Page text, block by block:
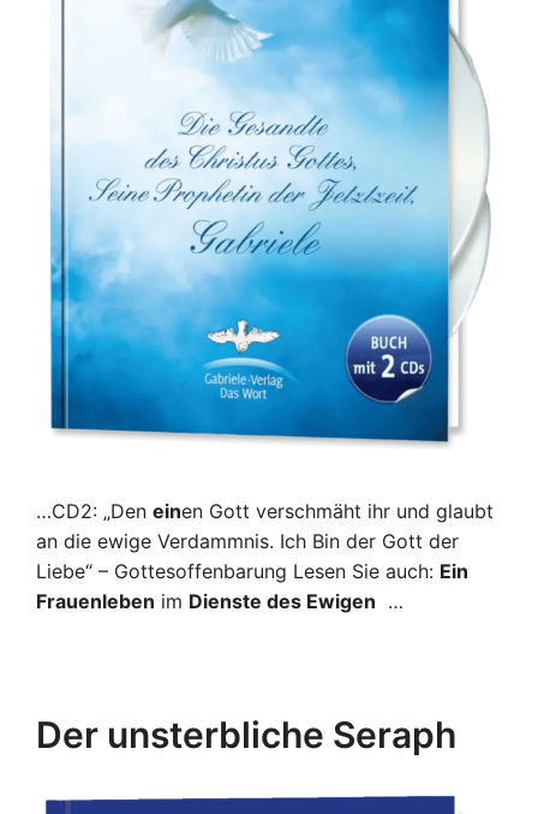
…CD2: „Den einen Gott verschmäht ihr und glaubt
an die ewige Verdammnis. Ich Bin der Gott der
Liebe“ – Gottesoffenbarung Lesen Sie auch: Ein
Frauenleben im Dienste des Ewigen …
Der unsterbliche Seraph